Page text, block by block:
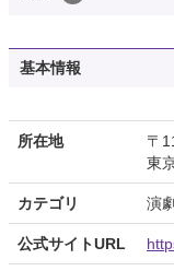
基本情報
所在地
〒
東
カテゴリ 演
公式サイトURL